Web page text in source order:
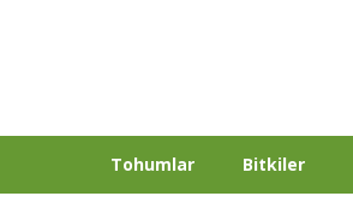
Tohumlar Bitkiler